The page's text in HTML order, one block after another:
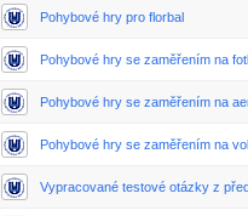
Pohybové hry pro florbal
Pohybové hry se zaměřením na
Pohybové hry se zaměřením na
Pohybové hry se zaměřením na
Vypracované testové otázky z